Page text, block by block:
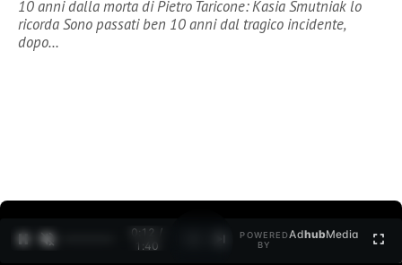
10 anni dalla morta di Pietro Taricone: Kasia Smutniak lo
ricorda Sono passati ben 10 anni dal tragico incidente,
dopo…
0:12 /
1:40
POWERED
BY
AdhubMedia